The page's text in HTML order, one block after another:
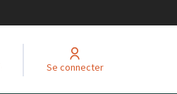
Se connecter